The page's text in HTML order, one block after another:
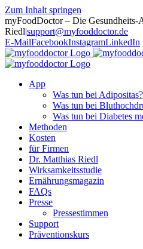
Zum Inhalt springen
myFoodDoctor – Die Gesundheits-
Riedl|support@myfooddoctor.de
E-MailFacebookInstagramLinkedIn
App
Was tun bei Adipositas?
Was tun bei
Was tun bei Diabetes
Methoden
Kosten
für Firmen
Dr. Matthias Riedl
Wirksamkeitsstudie
Ernährungsmagazin
FAQs
Presse
Pressestimmen
Support
Präventionskurs